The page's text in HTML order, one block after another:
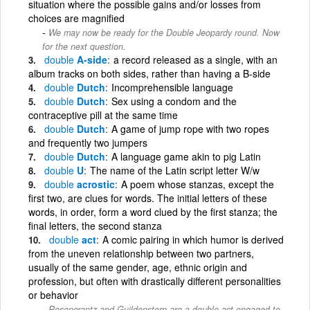
situation where the possible gains and/or losses from
choices are magnified
We may now be ready for the Double Jeopardy round. Now
for the next question.
double A-side a record released as a single, with an
album tracks on both sides, rather than having a B-side
double Dutch Incomprehensible language
double Dutch Sex using a condom and the
contraceptive pill at the same time
double Dutch A game of jump rope with two ropes
and frequently two jumpers
double Dutch A language game akin to pig Latin
double U The name of the Latin script letter W/w
double acrostic A poem whose stanzas, except the
first two, are clues for words. The initial letters of these
words, in order, form a word clued by the first stanza; the
final letters, the second stanza
double act A comic pairing in which humor is derived
from the uneven relationship between two partners,
usually of the same gender, age, ethnic origin and
profession, but often with drastically different personalities
or behavior